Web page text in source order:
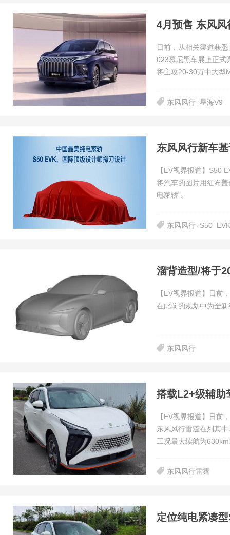
4月预售 东风
日前，从相关渠道获
023慕尼黑车展上正式
将主攻20-30万中大型
东风风行 星海V9
东风风行新车
【EV视界报道】S50
将汽车的图片用红布
电家轿”。
东风风行 S50 EVK
溜背造型/将于
【EV视界报道】日前
在此前的规划中为全
东风风行
搭载L2+级辅助
【EV视界报道】日前
东风风行雷霆在列其
工况最大续航为
东风风行雷霆
定位纯电紧凑